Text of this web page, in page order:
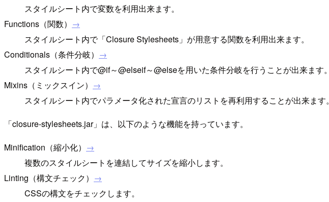
スタイルシート内で変数を利用出来ます。
Functions（関数） →
スタイルシート内で「Closure Stylesheets」が用意する関数を利用出来ます。
Conditionals（条件分岐） →
スタイルシート内で@if～@elseif～@elseを用いた条件分岐を行うことが出来ます。
Mixins（ミックスイン） →
スタイルシート内でパラメータ化された宣言のリストを再利用することが出来ます。
「closure-stylesheets.jar」は、以下のような機能を持っています。
Minification（縮小化） →
複数のスタイルシートを連結してサイズを縮小します。
Linting（構文チェック） →
CSSの構文をチェックします。